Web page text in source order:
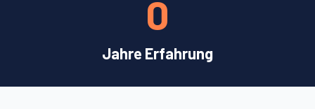
Jahre Erfahrung
0